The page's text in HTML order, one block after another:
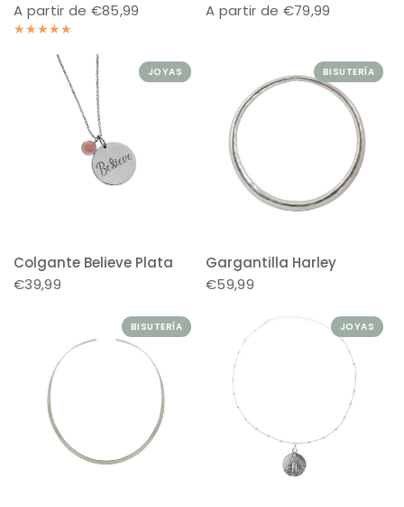
A partir de €85,99
A partir de €79,99
JOYAS
Colgante Believe Plata
€39,99
BISUTERÍA
Gargantilla Harley
€59,99
BISUTERÍA JOYAS